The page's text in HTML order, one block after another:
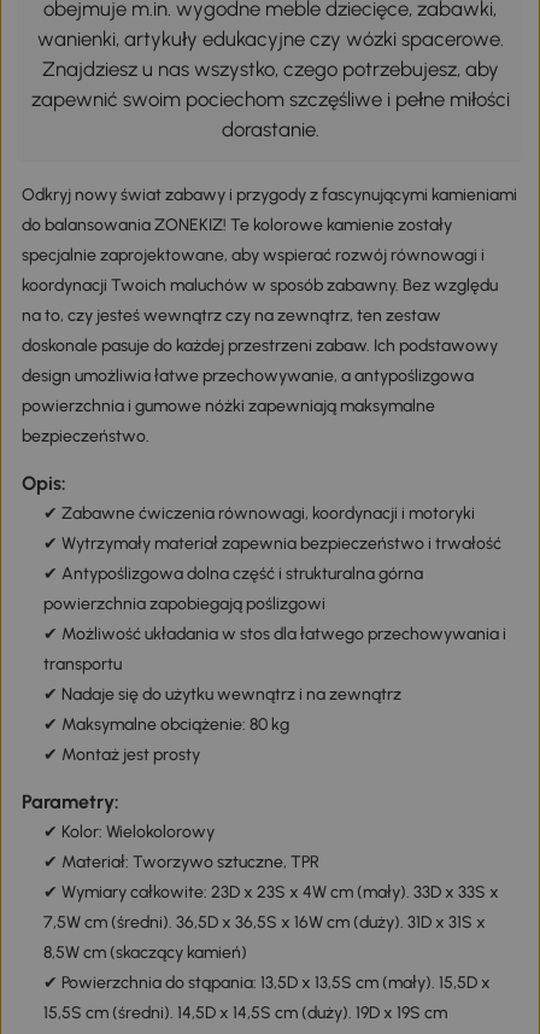
obejmuje m.in. wygodne meble dziecięce, zabawki,
wanienki, artykuły edukacyjne czy wózki spacerowe.
Znajdziesz u nas wszystko, czego potrzebujesz, aby
zapewnić swoim pociechom szczęśliwe i pełne miłości
dorastanie.
Odkryj nowy świat zabawy i przygody z fascynującymi kamieniami
do balansowania ZONEKIZ! Te kolorowe kamienie zostały
specjalnie zaprojektowane, aby wspierać rozwój równowagi i
koordynacji Twoich maluchów w sposób zabawny. Bez względu
na to, czy jesteś wewnątrz czy na zewnątrz, ten zestaw
doskonale pasuje do każdej przestrzeni zabaw. Ich podstawowy
design umożliwia łatwe przechowywanie, a antypoślizgowa
powierzchnia i gumowe nóżki zapewniają maksymalne
bezpieczeństwo.
Opis:
✔ Zabawne ćwiczenia równowagi, koordynacji i motoryki
✔ Wytrzymały materiał zapewnia bezpieczeństwo i trwałość
✔ Antypoślizgowa dolna część i strukturalna górna
powierzchnia zapobiegają poślizgowi
✔ Możliwość układania w stos dla łatwego przechowywania i
transportu
✔ Nadaje się do użytku wewnątrz i na zewnątrz
✔ Maksymalne obciążenie: 80 kg
✔ Montaż jest prosty
Parametry:
✔ Kolor: Wielokolorowy
✔ Materiał: Tworzywo sztuczne, TPR
✔ Wymiary całkowite: 23D x 23S x 4W cm (mały). 33D x 33S x
7,5W cm (średni). 36,5D x 36,5S x 16W cm (duży). 31D x 31S x
8,5W cm (skaczący kamień)
✔ Powierzchnia do stąpania: 13,5D x 13,5S cm (mały). 15,5D x
15,5S cm (średni). 14,5D x 14,5S cm (duży). 19D x 19S cm